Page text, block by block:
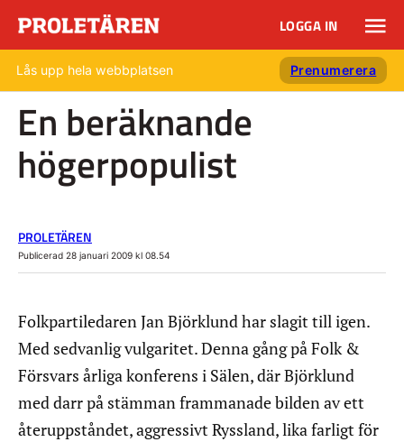
LOGGA IN
Lås upp hela webbplatsen Prenumerera
En beräknande
högerpopulist
PROLETÄREN
Publicerad 28 januari 2009 kl 08.54
Folkpartiledaren Jan Björklund har slagit till igen.
Med sedvanlig vulgaritet. Denna gång på Folk &
Försvars årliga konferens i Sälen, där Björklund
med darr på stämman frammanade bilden av ett
återuppståndet, aggressivt Ryssland, lika farligt för